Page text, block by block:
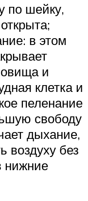
по шейку,
в этом
и
клетка и
пеленание
свободу
дыхание,
воздуху без
нижние